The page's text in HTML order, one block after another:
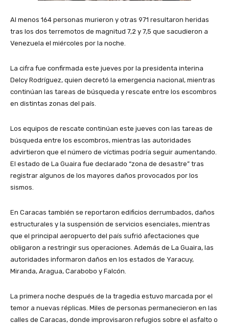
Al menos 164 personas murieron y otras 971 resultaron heridas
tras los dos terremotos de magnitud 7,2 y 7,5 que sacudieron a
Venezuela el miércoles por la noche.
La cifra fue confirmada este jueves por la presidenta interina
Delcy Rodríguez, quien decretó la emergencia nacional, mientras
continúan las tareas de búsqueda y rescate entre los escombros
en distintas zonas del país.
Los equipos de rescate continúan este jueves con las tareas de
búsqueda entre los escombros, mientras las autoridades
advirtieron que el número de víctimas podría seguir aumentando.
El estado de La Guaira fue declarado “zona de desastre” tras
registrar algunos de los mayores daños provocados por los
sismos.
En Caracas también se reportaron edificios derrumbados, daños
estructurales y la suspensión de servicios esenciales, mientras
que el principal aeropuerto del país sufrió afectaciones que
obligaron a restringir sus operaciones. Además de La Guaira, las
autoridades informaron daños en los estados de Yaracuy,
Miranda, Aragua, Carabobo y Falcón.
La primera noche después de la tragedia estuvo marcada por el
temor a nuevas réplicas. Miles de personas permanecieron en las
calles de Caracas, donde improvisaron refugios sobre el asfalto o